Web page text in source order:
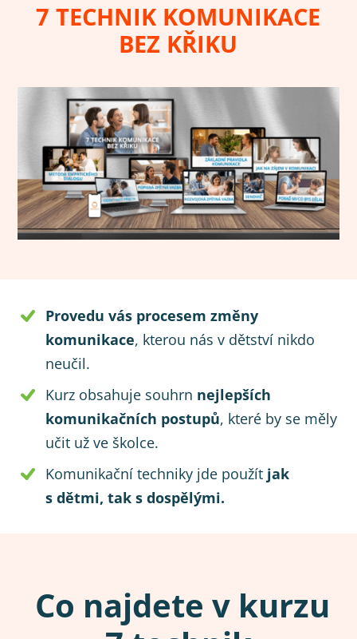
7 TECHNIK KOMUNIKACE
BEZ KŘIKU
Provedu vás procesem změny
komunikace, kterou nás v dětství nikdo
neučil.
Kurz obsahuje souhrn nejlepších
komunikačních postupů, které by se měly
učit už ve školce.
Komunikační techniky jde použít jak
s dětmi, tak s dospělými.
Co najdete v kurzu